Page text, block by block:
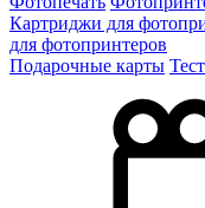
Картриджи для
для фотопринтеров
Подарочные карты